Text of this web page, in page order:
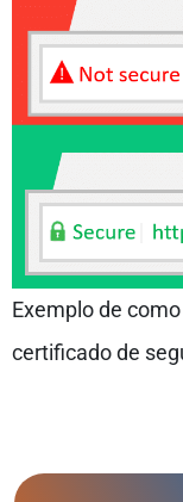
Exemplo de
certificado de